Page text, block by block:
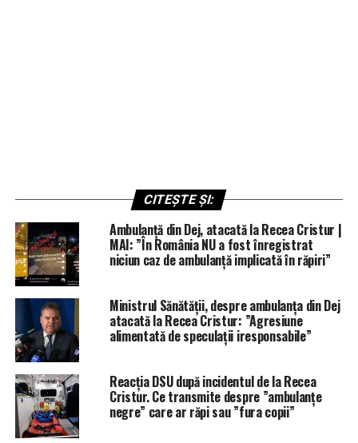
CITEȘTE ȘI:
Ambulanță din Dej, atacată la Recea Cristur |
MAI: ”În România NU a fost înregistrat
niciun caz de ambulanță implicată în răpiri”
Ministrul Sănătății, despre ambulanța din Dej
atacată la Recea Cristur: ”Agresiune
alimentată de speculații iresponsabile”
Reacția DSU după incidentul de la Recea
Cristur. Ce transmite despre ”ambulanțe
negre” care ar răpi sau ”fura copii”